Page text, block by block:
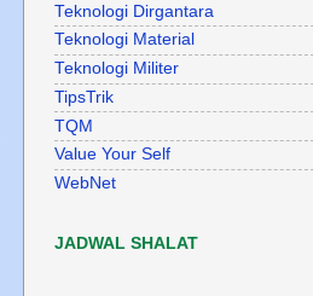
Teknologi Dirgantara
Teknologi Material
Teknologi Militer
TipsTrik
TQM
Value Your Self
WebNet
JADWAL SHALAT